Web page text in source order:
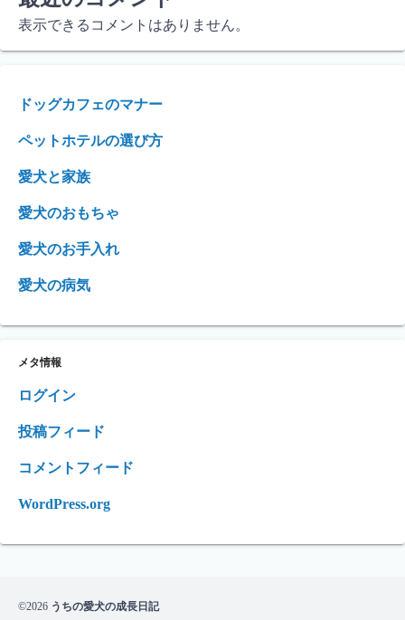
表示できるコメントはありません。
ドッグカフェのマナー
ペットホテルの選び方
愛犬と家族
愛犬のおもちゃ
愛犬のお手入れ
愛犬の病気
メタ情報
ログイン
投稿フィード
コメントフィード
WordPress.org
©2026 うちの愛犬の成長日記